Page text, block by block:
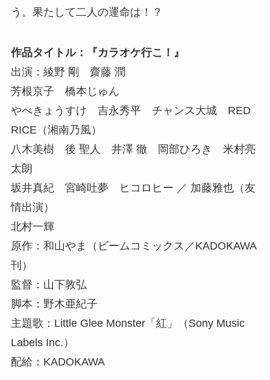
う。果たして二人の運命は！？
作品タイトル：『カラオケ行こ！』
出演：綾野 剛 齋藤 潤
芳根京子 橋本じゅん
やべきょうすけ 吉永秀平 チャンス大城 RED
RICE（湘南乃風）
八木美樹 後 聖人 井澤 徹 岡部ひろき 米村亮
太朗
坂井真紀 宮崎吐夢 ヒコロヒー ／ 加藤雅也（友
情出演）
北村一輝
原作：和山やま（ビームコミックス／KADOKAWA
刊）
監督：山下敦弘
脚本：野木亜紀子
主題歌：Little Glee Monster「紅」（Sony Music
Labels Inc.）
配給：KADOKAWA